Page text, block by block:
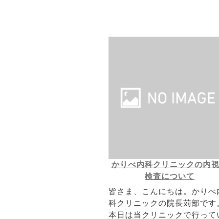
かりべ内科クリニックの内
検査について
皆さま、こんにちは。かりべ
科クリニックの院長苅部です
本日は当クリニックで行って